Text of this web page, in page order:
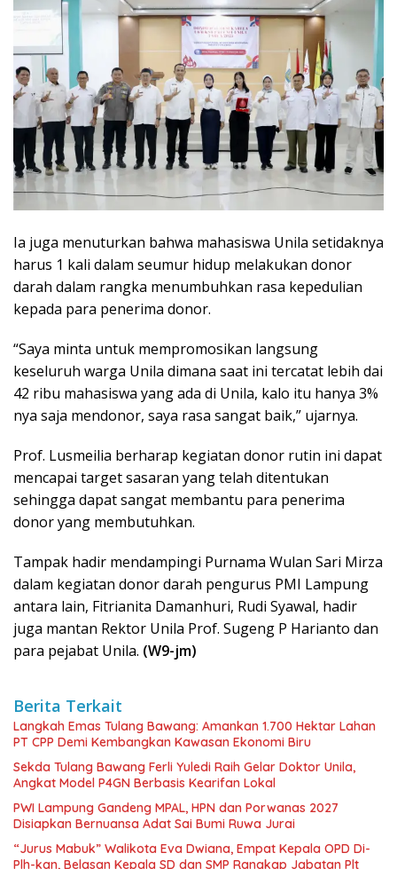
Ia juga menuturkan bahwa mahasiswa Unila setidaknya
harus 1 kali dalam seumur hidup melakukan donor
darah dalam rangka menumbuhkan rasa kepedulian
kepada para penerima donor.
“Saya minta untuk mempromosikan langsung
keseluruh warga Unila dimana saat ini tercatat lebih dai
42 ribu mahasiswa yang ada di Unila, kalo itu hanya 3%
nya saja mendonor, saya rasa sangat baik,” ujarnya.
Prof. Lusmeilia berharap kegiatan donor rutin ini dapat
mencapai target sasaran yang telah ditentukan
sehingga dapat sangat membantu para penerima
donor yang membutuhkan.
Tampak hadir mendampingi Purnama Wulan Sari Mirza
dalam kegiatan donor darah pengurus PMI Lampung
antara lain, Fitrianita Damanhuri, Rudi Syawal, hadir
juga mantan Rektor Unila Prof. Sugeng P Harianto dan
para pejabat Unila. (W9-jm)
Berita Terkait
Langkah Emas Tulang Bawang: Amankan 1.700 Hektar Lahan
PT CPP Demi Kembangkan Kawasan Ekonomi Biru
Sekda Tulang Bawang Ferli Yuledi Raih Gelar Doktor Unila,
Angkat Model P4GN Berbasis Kearifan Lokal
PWI Lampung Gandeng MPAL, HPN dan Porwanas 2027
Disiapkan Bernuansa Adat Sai Bumi Ruwa Jurai
“Jurus Mabuk” Walikota Eva Dwiana, Empat Kepala OPD Di-
Plh-kan, Belasan Kepala SD dan SMP Rangkap Jabatan Plt